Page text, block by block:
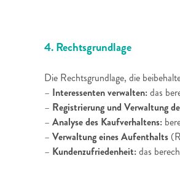
4. Rechtsgrundlage
Die Rechtsgrundlage, die
– Interessenten verwalten:das
– Registrierung und Verwaltung
– Analyse des Kaufverhaltens:
– Verwaltung eines Aufenthalts
– Kundenzufriedenheit:das